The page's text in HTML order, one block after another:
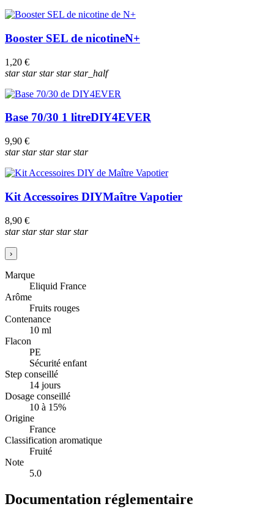
Booster SEL de nicotineN+
1,20 €
starstarstarstarstar_half
Base 70/30 1 litreDIY4EVER
9,90 €
starstarstarstarstar
Kit Accessoires DIYMaître Vapotier
8,90 €
starstarstarstarstar
›
Marque
Eliquid France
Arôme
Fruits rouges
Contenance
10 ml
Flacon
PE
Sécurité enfant
Step conseillé
14 jours
Dosage conseillé
10 à 15%
Origine
France
Classification aromatique
Fruité
Note
5.0
Documentation réglementaire